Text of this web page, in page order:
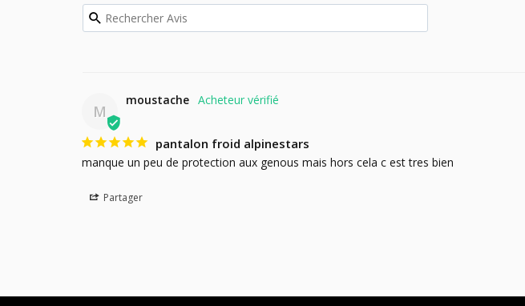
M
moustache
pantalon froid alpinestars
manque un peu de protection aux genous mais hors cela c est tres bien
Partager